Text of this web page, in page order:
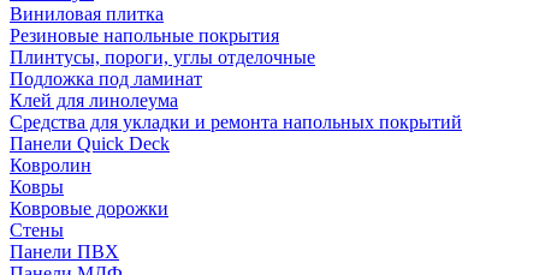
Виниловая плитка
Резиновые напольные покрытия
Плинтусы, пороги, углы отделочные
Подложка под ламинат
Клей для линолеума
Средства для укладки и ремонта напольных покрытий
Панели Quick Deck
Ковролин
Ковры
Ковровые дорожки
Стены
Панели ПВХ